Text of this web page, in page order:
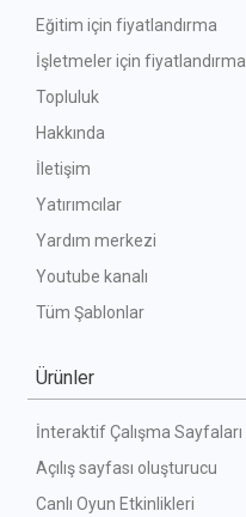
Eğitim için fiyatlandırma
İşletmeler için fiyatlandırma
Topluluk
Hakkında
İletişim
Yatırımcılar
Yardım merkezi
Youtube kanalı
Tüm Şablonlar
Ürünler
İnteraktif Çalışma Sayfaları
Açılış sayfası oluşturucu
Canlı Oyun Etkinlikleri